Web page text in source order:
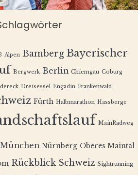
Alpen Bamberg Bayerischer
Bergwerk Berlin Chiemgau Coburg
Dreisessel Engadin Frankenwald
Fürth Halbmarathon Hassberge
MainRadweg
München Nürnberg Oberes Maintal
Rückblick Schweiz Sightrunning